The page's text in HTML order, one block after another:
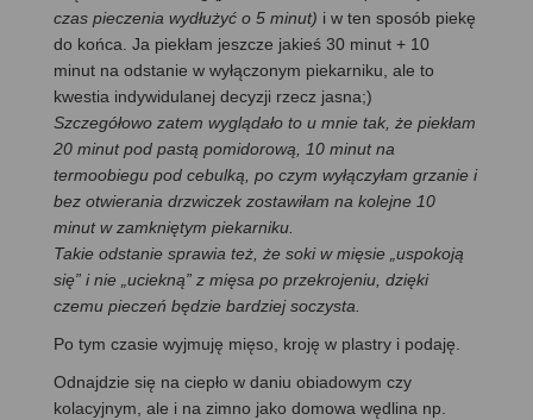
czas pieczenia wydłużyć o 5 minut) i w ten sposób piekę
do końca. Ja piekłam jeszcze jakieś 30 minut + 10
minut na odstanie w wyłączonym piekarniku, ale to
kwestia indywidulanej decyzji rzecz jasna;)
Szczegółowo zatem wyglądało to u mnie tak, że piekłam
20 minut pod pastą pomidorową, 10 minut na
termoobiegu pod cebulką, po czym wyłączyłam grzanie i
bez otwierania drzwiczek zostawiłam na kolejne 10
minut w zamkniętym piekarniku.
Takie odstanie sprawia też, że soki w mięsie „uspokoją
się” i nie „uciekną” z mięsa po przekrojeniu, dzięki
czemu pieczeń będzie bardziej soczysta.
Po tym czasie wyjmuję mięso, kroję w plastry i podaję.
Odnajdzie się na ciepło w daniu obiadowym czy
kolacyjnym, ale i na zimno jako domowa wędlina np.